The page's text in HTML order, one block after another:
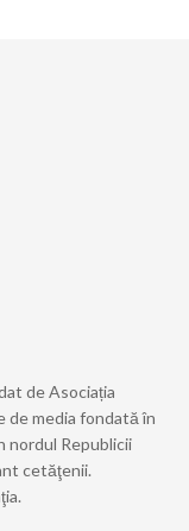
de Asociația
de media fondată în
nordul Republicii
cetăţenii.